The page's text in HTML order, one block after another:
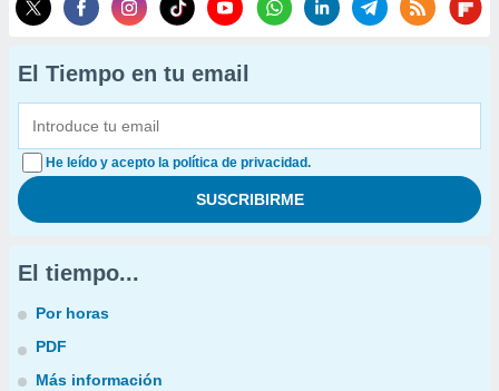
El Tiempo en tu email
He leído y acepto la política de privacidad.
El tiempo...
Por horas
PDF
Más información